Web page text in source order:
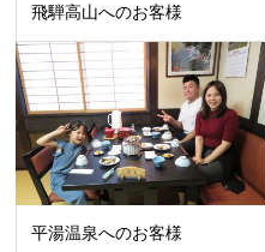
飛騨高山へのお客様
平湯温泉へのお客様